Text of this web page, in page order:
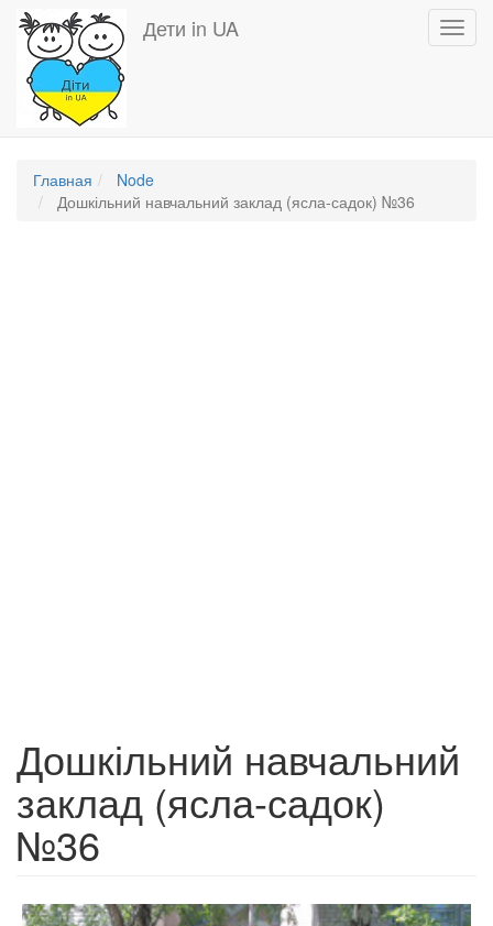
Перейти
основному
содержанию
Дети in UA
Главная
Node
Дошкільний навчальний заклад (ясла-садок) №36
Дошкільний навчальний
заклад (ясла-садок)
№36